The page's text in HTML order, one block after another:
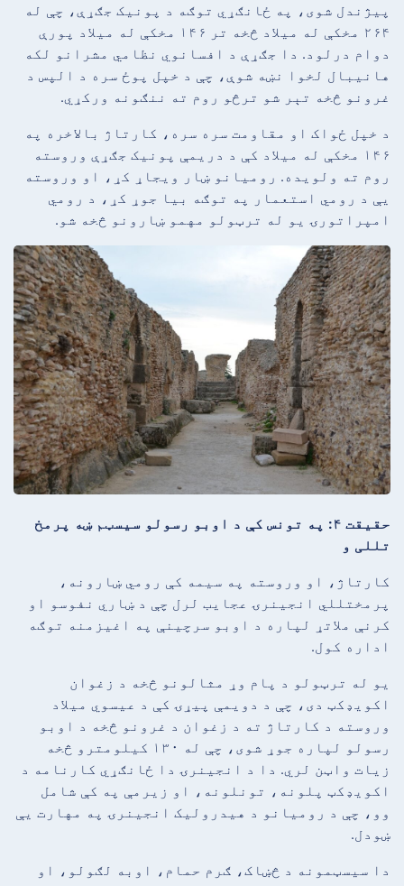
پیژندل شوی، په ځانګړي توګه د پونیک جګړې، چې له
۲۶۴ مخکې له میلاد څخه تر ۱۴۶ مخکې له میلاد پورې
دوام درلود. دا جګړې د افسانوي نظامي مشرانو لکه
هانیبال لخوا نښه شوې، چې د خپل پوځ سره د الپس د
غرونو څخه تېر شو ترڅو روم ته ننګونه ورکړي.
د خپل ځواک او مقاومت سره سره، کارتاژ بالاخره په
۱۴۶ مخکې له میلاد کې د دریمې پونیک جګړې وروسته
روم ته ولویده. رومیانو ښار ویجاړ کړ، او وروسته
یې د رومي استعمار په توګه بیا جوړ کړ، د رومي
امپراتورۍ یو له ترټولو مهمو ښارونو څخه شو.
حقیقت ۴: په تونس کې د اوبو رسولو سیسټم ښه پرمخ
تللی و
کارتاژ، او وروسته په سیمه کې رومي ښارونه،
پرمختللي انجینرۍ عجایب لرل چې د ښاري نفوسو او
کرنې ملاتړ لپاره د اوبو سرچینې په اغیزمنه توګه
اداره کول.
یو له ترټولو د پام وړ مثالونو څخه د زغوان
اکویډکټ دی، چې د دویمې پیړۍ کې د عیسوي میلاد
وروسته د کارتاژ ته د زغوان د غرونو څخه د اوبو
رسولو لپاره جوړ شوی، چې له ۱۳۰ کیلومترو څخه
زیات واټن لري. دا د انجینرۍ دا ځانګړي کارنامه د
اکویډکټ پلونه، تونلونه، او زیرمې په کې شامل
وو، چې د رومیانو د هیدرولیک انجینرۍ په مهارت یې
ښودل.
دا سیسټمونه د څښاک، ګرم حمام، اوبه لګولو، او